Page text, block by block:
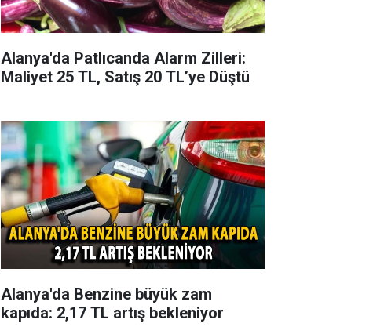
Alanya'da Patlıcanda Alarm Zilleri:
Maliyet 25 TL, Satış 20 TL’ye Düştü
Alanya'da Benzine büyük zam
kapıda: 2,17 TL artış bekleniyor